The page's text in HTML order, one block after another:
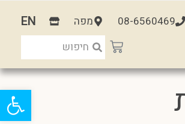
08-6560469 מפה EN